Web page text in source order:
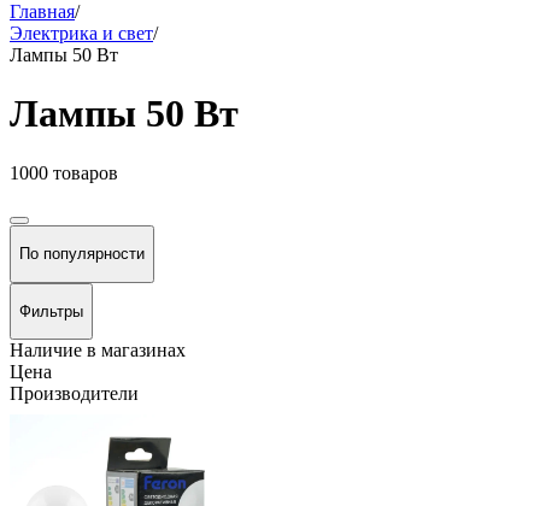
Главная/
Электрика и свет/
Лампы 50 Вт
Лампы 50 Вт
1000 товаров
По популярности
Фильтры
Наличие в магазинах
Цена
Производители